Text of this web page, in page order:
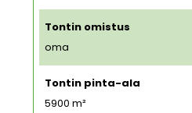
Tontin omistus
oma
Tontin pinta-ala
5900m²